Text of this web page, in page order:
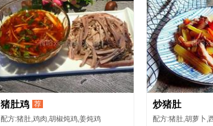
猪肚鸡 荐
配方:猪肚,鸡肉,胡椒炖鸡,姜炖鸡
炒猪肚
配方:猪肚,胡萝卜,